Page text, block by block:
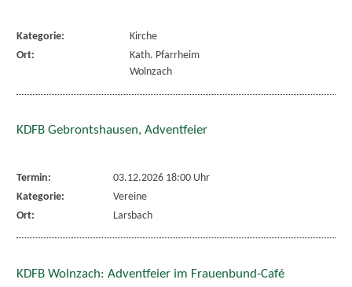
Kategorie:
Kirche
Ort:
Kath. Pfarrheim
Wolnzach
KDFB Gebrontshausen, Adventfeier
Termin:
03.12.2026 18:00 Uhr
Kategorie:
Vereine
Ort:
Larsbach
KDFB Wolnzach: Adventfeier im Frauenbund-Café